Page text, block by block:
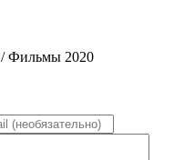
/ Фильмы 2020